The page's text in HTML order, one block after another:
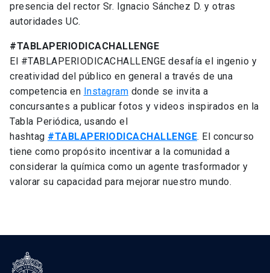
presencia del rector Sr. Ignacio Sánchez D. y otras
autoridades UC.
#TABLAPERIODICACHALLENGE
El #TABLAPERIODICACHALLENGE desafía el ingenio y
creatividad del público en general a través de una
competencia en Instagram donde se invita a
concursantes a publicar fotos y videos inspirados en la
Tabla Periódica, usando el
hashtag #TABLAPERIODICACHALLENGE. El concurso
tiene como propósito incentivar a la comunidad a
considerar la química como un agente trasformador y
valorar su capacidad para mejorar nuestro mundo.